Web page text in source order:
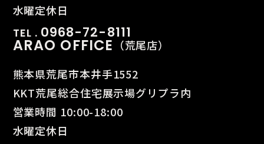
水曜定休日
TEL . 0968-72-8111
ARAO OFFICE （荒尾店）
熊本県荒尾市本井手1552
KKT荒尾総合住宅展示場グリプラ内
営業時間 10:00-18:00
水曜定休日